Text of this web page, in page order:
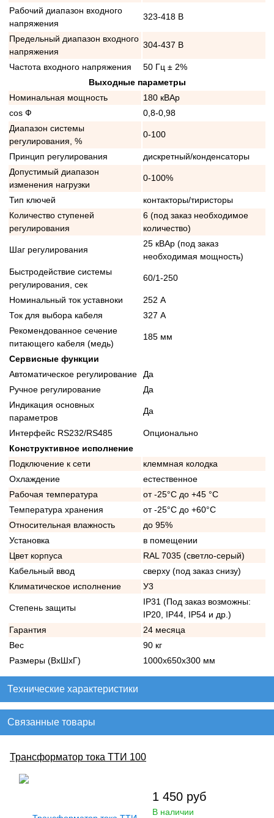
Рабочий диапазон входного
напряжения
323-418 В
Предельный диапазон входного
напряжения
304-437 В
Частота входного напряжения
50 Гц ± 2%
Выходные параметры
Номинальная мощность
180 кВАр
cos Ф
0,8-0,98
Диапазон системы
регулирования, %
0-100
Принцип регулирования
дискретный/конденсаторы
Допустимый диапазон
изменения нагрузки
0-100%
Тип ключей
контакторы/тиристоры
Количество ступеней
регулирования
6 (под заказ необходимое
количество)
Шаг регулирования
25 кВАр (под заказ
необходимая мощность)
Быстродействие системы
регулирования, сек
60/1-250
Номинальный ток уставноки
252 А
Ток для выбора кабеля
327 А
Рекомендованное сечение
питающего кабеля (медь)
185 мм
Сервисные функции
Автоматическое регулирование
Да
Ручное регулирование
Да
Индикация основных
параметров
Да
Интерфейс RS232/RS485
Опционально
Конструктивное исполнение
Подключение к сети
клеммная колодка
Охлаждение
естественное
Рабочая температура
от -25°C до +45 °C
Температура хранения
от -25°C до +60°C
Относительная влажность
до 95%
Установка
в помещении
Цвет корпуса
RAL 7035 (светло-серый)
Кабельный ввод
сверху (под заказ снизу)
Климатическое исполнение
У3
Степень защиты
IP31 (Под заказ возможны:
IP20, IP44, IP54 и др.)
Гарантия
24 месяца
Вес
90 кг
Размеры (ВхШхГ)
1000х650х300 мм
Технические характеристики
Связанные товары
Трансформатор тока ТТИ 100
1 450 руб
В наличии